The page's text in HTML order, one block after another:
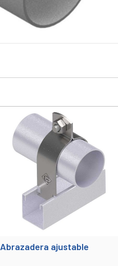
Abrazadera ajustable